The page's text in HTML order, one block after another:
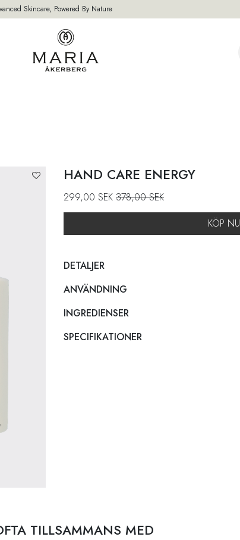
Skincare, Powered By Nature
HAND CARE ENERGY
299,00 SEK 378,00SEK
KÖP NU
DETALJER
ANVÄNDNING
INGREDIENSER
SPECIFIKATIONER
TILLSAMMANS MED